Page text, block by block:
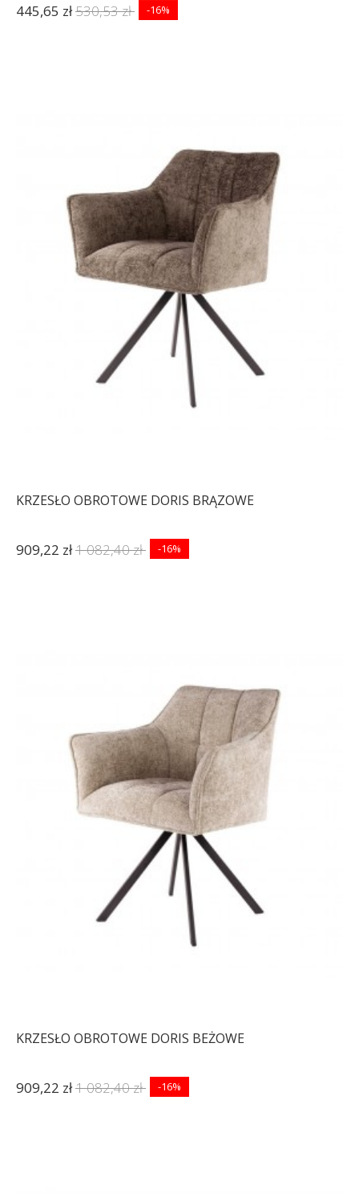
445,65 zł530,53 zł -16%
KRZESŁO OBROTOWE DORIS BRĄZOWE
909,22 zł1 082,40 zł -16%
KRZESŁO OBROTOWE DORIS BEŻOWE
909,22 zł1 082,40 zł -16%